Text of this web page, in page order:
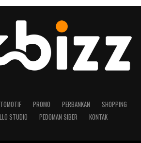
PROMO PERBANKAN
SHOPPING
STUDIO PEDOMAN SIBER KONTAK